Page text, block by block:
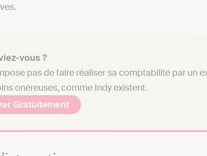
vous ?
pas de faire réaliser sa comptabilité par un
onéreuses, comme Indy existent.
Gratuitement